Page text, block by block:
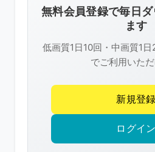
像
は
R-
作
権
無料会員登録で毎日
ます
低画質1日10回・中画質1
でご利用いた
新規登録
ログイン